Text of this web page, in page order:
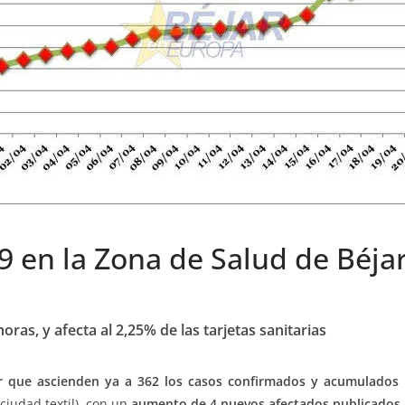
en la Zona de Salud de
y afecta al 2,25% de las tarjetas sanitarias
ascienden ya a 362 los casos confirmados y